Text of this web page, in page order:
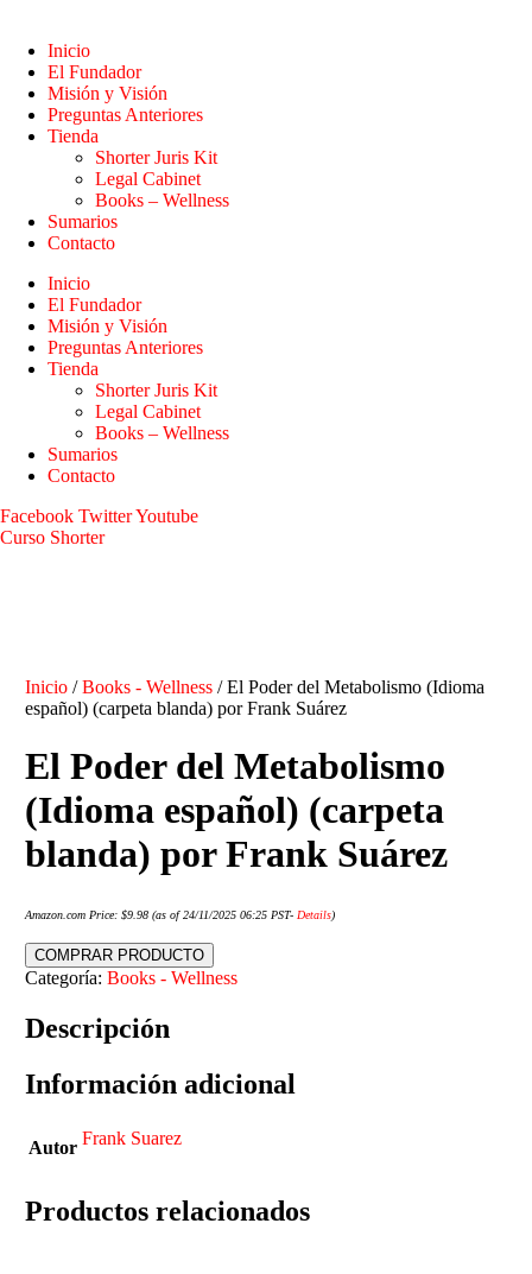
Inicio
El Fundador
Misión y Visión
Preguntas Anteriores
Tienda
Shorter Juris Kit
Legal Cabinet
Books – Wellness
Sumarios
Contacto
Inicio
El Fundador
Misión y Visión
Preguntas Anteriores
Tienda
Shorter Juris Kit
Legal Cabinet
Books – Wellness
Sumarios
Contacto
Facebook TwitterYoutube
Curso Shorter
Inicio /Books - Wellness / El Poder del Metabolismo (Idioma
español) (carpeta blanda) por Frank Suárez
El Poder del Metabolismo
(Idioma español) (carpeta
blanda) por Frank Suárez
Amazon.com Price:$9.98 (as of 24/11/2025 06:25 PST- Details)
COMPRAR PRODUCTO
Categoría:Books - Wellness
Descripción
Información adicional
Autor Frank Suarez
Productos relacionados